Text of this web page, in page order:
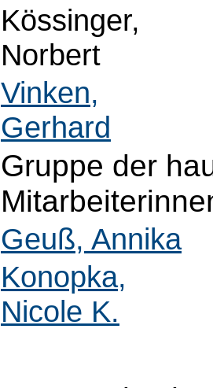
Kössinger,
Norbert
Vinken,
Gerhard
Gruppe der
Geuß, Annika
Konopka,
Nicole K.